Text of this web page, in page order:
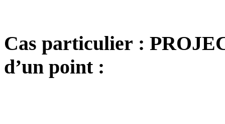
Cas particulier :
d’un point :